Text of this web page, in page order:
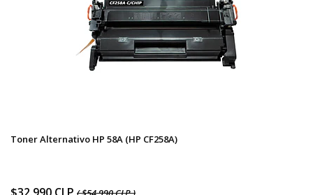
Toner Alternativo HP 58A (HP CF258A)